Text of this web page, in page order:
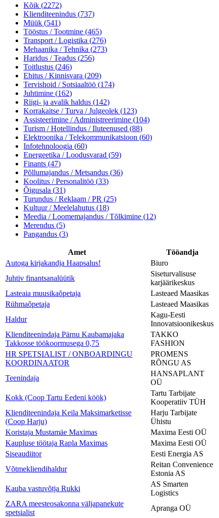
Kõik (2272)
Klienditeenindus (737)
Müük (541)
Tööstus / Tootmine (465)
Transport / Logistika (276)
Mehaanika / Tehnika (273)
Haridus / Teadus (256)
Toitlustus (246)
Ehitus / Kinnisvara (209)
Tervishoid / Sotsiaaltöö (174)
Juhtimine (162)
Riigi- ja avalik haldus (142)
Korrakaitse / Turva / Julgeolek (123)
Assisteerimine / Administreerimine (104)
Turism / Hotellindus / Iluteenused (88)
Elektroonika / Telekommunikatsioon (60)
Infotehnoloogia (60)
Energeetika / Loodusvarad (59)
Finants (47)
Põllumajandus / Metsandus (36)
Koolitus / Personalitöö (33)
Õigusala (31)
Turundus / Reklaam / PR (25)
Kultuur / Meelelahutus (18)
Meedia / Loomemajandus / Tõlkimine (12)
Merendus (5)
Pangandus (3)
Amet
Tööandja
Autoga kirjakandja Haapsalus!
Biuro
Juhtiv finantsanalüütik
Siseturvalisuse
karjäärikeskus
Lasteaia muusikaõpetaja
Lasteaed Maasikas
Rühmaõpetaja
Lasteaed Maasikas
Haldur
Kagu-Eesti
Innovatsioonikeskus
Klienditeenindaja Pärnu Kaubamajaka
Takkosse töökoormusega 0,75
TAKKO
FASHION
HR SPETSIALIST / ONBOARDINGU
KOORDINAATOR
PROMENS
RÕNGU AS
Teenindaja
HANSAPLANT
OÜ
Kokk (Coop Tartu Eedeni köök)
Tartu Tarbijate
Kooperatiiv TÜH
Klienditeenindaja Keila Maksimarketisse
(Coop Harju)
Harju Tarbijate
Ühistu
Koristaja Mustamäe Maximas
Maxima Eesti OÜ
Kaupluse töötaja Rapla Maximas
Maxima Eesti OÜ
Siseaudiitor
Eesti Energia AS
Võtmekliendihaldur
Reitan Convenience
Estonia AS
Kauba vastuvõtja Rukki
AS Smarten
Logistics
ZARA meesteosakonna väljapanekute
spetsialist
Apranga OÜ